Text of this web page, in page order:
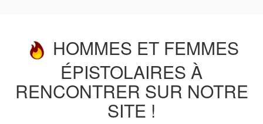
HOMMES ET FEMMES
ÉPISTOLAIRES À
RENCONTRER SUR NOTRE
SITE !